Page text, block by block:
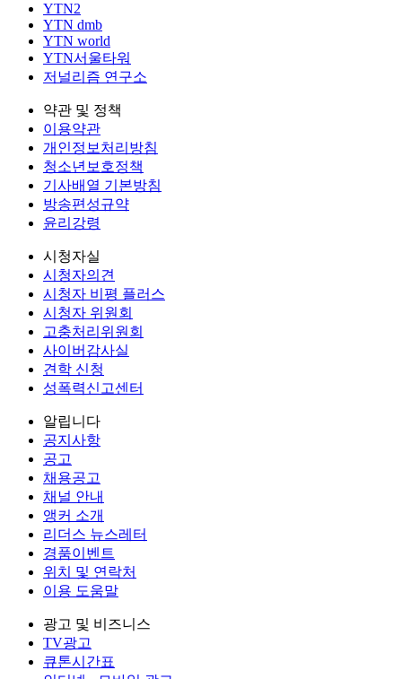
YTN2
YTN dmb
YTN world
YTN서울타워
저널리즘 연구소
약관 및 정책
이용약관
개인정보처리방침
청소년보호정책
기사배열 기본방침
방송편성규약
윤리강령
시청자실
시청자의견
시청자 비평 플러스
시청자 위원회
고충처리위원회
사이버감사실
견학 신청
성폭력신고센터
알립니다
공지사항
공고
채용공고
채널 안내
앵커 소개
리더스 뉴스레터
경품이벤트
위치 및 연락처
이용 도움말
광고 및 비즈니스
TV광고
큐톤시간표